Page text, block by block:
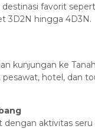
favorit
3D2N hingga 4D3N.
kunjungan ke
hotel, dan
aktivitas